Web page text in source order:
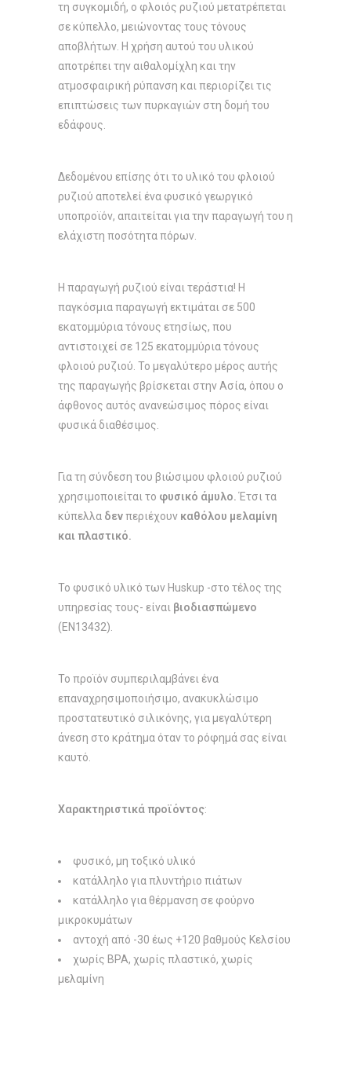
τη συγκομιδή, ο φλοιός ρυζιού μετατρέπεται
σε κύπελλο, μειώνοντας τους τόνους
αποβλήτων. Η χρήση αυτού του υλικού
αποτρέπει την αιθαλομίχλη και την
ατμοσφαιρική ρύπανση και περιορίζει τις
επιπτώσεις των πυρκαγιών στη δομή του
εδάφους.
Δεδομένου επίσης ότι το υλικό του φλοιού
ρυζιού αποτελεί ένα φυσικό γεωργικό
υποπροϊόν, απαιτείται για την παραγωγή του η
ελάχιστη ποσότητα πόρων.
Η παραγωγή ρυζιού είναι τεράστια! Η
παγκόσμια παραγωγή εκτιμάται σε 500
εκατομμύρια τόνους ετησίως, που
αντιστοιχεί σε 125 εκατομμύρια τόνους
φλοιού ρυζιού. Το μεγαλύτερο μέρος αυτής
της παραγωγής βρίσκεται στην Ασία, όπου ο
άφθονος αυτός ανανεώσιμος πόρος είναι
φυσικά διαθέσιμος.
Για τη σύνδεση του βιώσιμου φλοιού ρυζιού
χρησιμοποιείται το φυσικό άμυλο.Έτσι τα
κύπελλα δενπεριέχουν καθόλου μελαμίνη
και πλαστικό.
Το φυσικό υλικό των Huskup -στο τέλος της
υπηρεσίας τους- είναι βιοδιασπώμενο
(EN13432).
Το προϊόν συμπεριλαμβάνει ένα
επαναχρησιμοποιήσιμο, ανακυκλώσιμο
προστατευτικό σιλικόνης, για μεγαλύτερη
άνεση στο κράτημα όταν το ρόφημά σας είναι
καυτό.
Χαρακτηριστικά προϊόντος:
φυσικό, μη τοξικό υλικό
κατάλληλο για πλυντήριο πιάτων
κατάλληλο για θέρμανση σε φούρνο
μικροκυμάτων
αντοχή από -30 έως +120 βαθμούς Κελσίου
χωρίς BPA, χωρίς πλαστικό, χωρίς
μελαμίνη